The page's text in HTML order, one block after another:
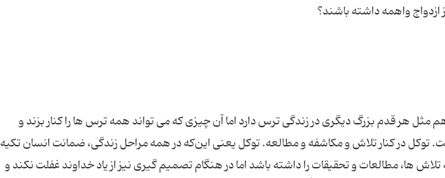
مثل هر قدم بزرگ دیگری در زندگی ترس دارد اما آن چیزی که می تواند همه ترس ها را کنار بزند و
توکل در کنار تلاش و مکاشفه و مطالعه. توکل یعنی این‌که در همه مراحل زندگی، ضمانت انسان تکیه
ها، مطالعات و تحقیقات را داشته باشد اما در هنگام تصمیم گیری نیز از یاد خداوند غفلت نکند و